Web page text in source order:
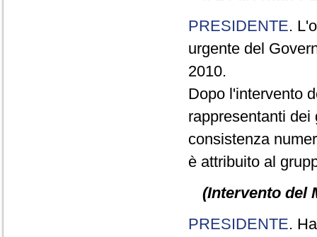
PRESIDENTE.
urgente del
2010.
Dopo l'intervento
rappresentanti
consistenza
è attribuito al
(Intervento del
PRESIDENTE.